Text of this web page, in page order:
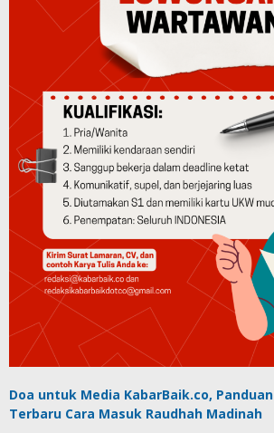
Doa untuk Media KabarBaik.co, Panduan
Terbaru Cara Masuk Raudhah Madinah